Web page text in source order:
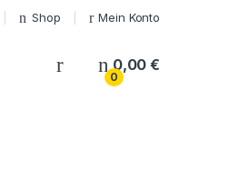
Shop Mein Konto
My Account
0
0,00€